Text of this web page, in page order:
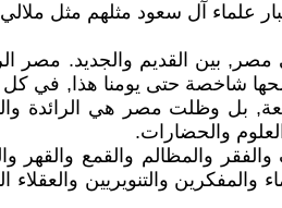
علماء آل سعود مثلهم مثل
القديم والجديد. مصر
شاخصة حتى يومنا هذا, في كل
بل وظلت مصر هي الرائدة
والحضارات.
والمظالم والقمع والقهر
والتنويريين